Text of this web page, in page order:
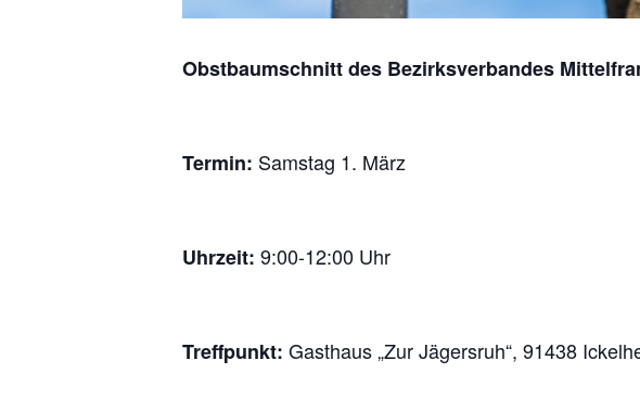
Obstbaumschnitt des Bezirksverbandes
Termin: Samstag 1. März
Uhrzeit: 9:00-12:00 Uhr
Treffpunkt: Gasthaus „Zur Jägersruh“, 91438